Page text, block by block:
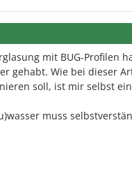
mit BUG-Profilen
gehabt. Wie bei dieser
soll, ist mir selbst
muss